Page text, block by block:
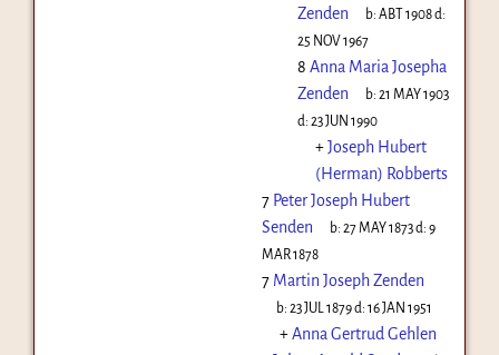
Zenden
b:ABT 1908d:
25 NOV 1967
8 Anna Maria Josepha
Zenden
b:21 MAY 1903
d: 23 JUN 1990
+Joseph Hubert
(Herman) Robberts
7 Peter Joseph Hubert
Senden
b:27 MAY 1873d:9
MAR 1878
7 Martin Joseph Zenden
b:23 JUL 1879d:16 JAN 1951
+Anna Gertrud Gehlen